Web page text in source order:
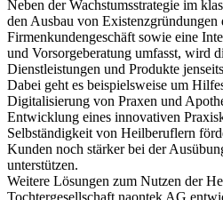
Neben der Wachstumsstrategie im
den Ausbau von Existenzgründungen
Firmenkundengeschäft sowie eine
und Vorsorgeberatung umfasst, wird
Dienstleistungen und Produkte
Dabei geht es beispielsweise um
Digitalisierung von Praxen und
Entwicklung eines innovativen
Selbständigkeit von Heilberuflern
Kunden noch stärker bei der
unterstützen.
Weitere Lösungen zum Nutzen der
Tochtergesellschaft naontek AG